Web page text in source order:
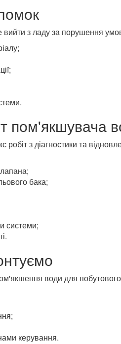
з ладу за порушення умов
пом'якшувача
з діагностики та
бака;
системи;
води для
керування.